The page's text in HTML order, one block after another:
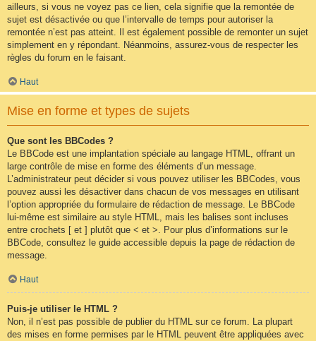
ailleurs, si vous ne voyez pas ce lien, cela signifie que la remontée de
sujet est désactivée ou que l’intervalle de temps pour autoriser la
remontée n’est pas atteint. Il est également possible de remonter un sujet
simplement en y répondant. Néanmoins, assurez-vous de respecter les
règles du forum en le faisant.
Haut
Mise en forme et types de sujets
Que sont les BBCodes ?
Le BBCode est une implantation spéciale au langage HTML, offrant un
large contrôle de mise en forme des éléments d’un message.
L’administrateur peut décider si vous pouvez utiliser les BBCodes, vous
pouvez aussi les désactiver dans chacun de vos messages en utilisant
l’option appropriée du formulaire de rédaction de message. Le BBCode
lui-même est similaire au style HTML, mais les balises sont incluses
entre crochets [ et ] plutôt que < et >. Pour plus d’informations sur le
BBCode, consultez le guide accessible depuis la page de rédaction de
message.
Haut
Puis-je utiliser le HTML ?
Non, il n’est pas possible de publier du HTML sur ce forum. La plupart
des mises en forme permises par le HTML peuvent être appliquées avec